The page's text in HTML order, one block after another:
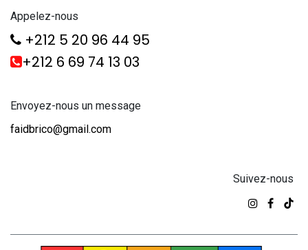
Appelez-nous
+212 5 20 96 44 95
+212 6 69 74 13 03
Envoyez-nous un message
faidbrico@gmail.com
Suivez-nous